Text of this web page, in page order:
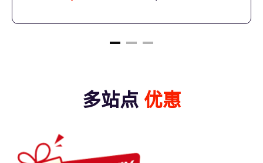
多站点 优惠